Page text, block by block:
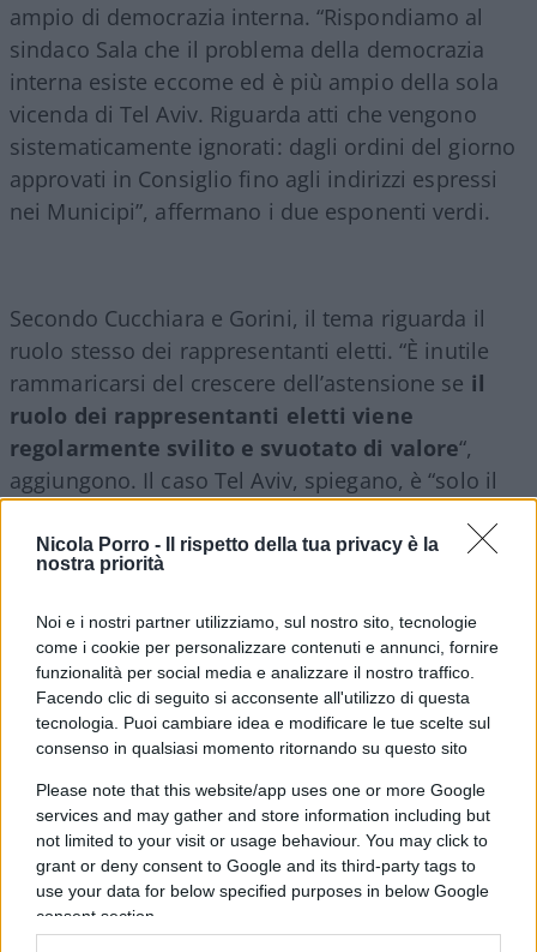
Nicola Porro -
Il rispetto della tua privacy è la
nostra priorità
Noi e i nostri partner utilizziamo, sul nostro sito, tecnologie
come i cookie per personalizzare contenuti e annunci, fornire
funzionalità per social media e analizzare il nostro traffico.
Facendo clic di seguito si acconsente all'utilizzo di questa
tecnologia. Puoi cambiare idea e modificare le tue scelte sul
consenso in qualsiasi momento ritornando su questo sito
Please note that this website/app uses one or more Google
services and may gather and store information including but
not limited to your visit or usage behaviour. You may click to
grant or deny consent to Google and its third-party tags to
use your data for below specified purposes in below Google
consent section.
ampio di democrazia interna. “Rispondiamo al
sindaco Sala che il problema della democrazia
interna esiste eccome ed è più ampio della sola
vicenda di Tel Aviv. Riguarda atti che vengono
sistematicamente ignorati: dagli ordini del giorno
approvati in Consiglio fino agli indirizzi espressi
nei Municipi”, affermano i due esponenti verdi.
Secondo Cucchiara e Gorini, il tema riguarda il
ruolo stesso dei rappresentanti eletti. “È inutile
rammaricarsi del crescere dell’astensione se il
ruolo dei rappresentanti eletti viene
regolarmente svilito e svuotato di valore“,
aggiungono. Il caso Tel Aviv, spiegano, è “solo il
politico, non una questione amministrativa, che la
Giunta aveva esplicitamente rimesso nelle mani
dei consiglieri”.
Il nodo del gemellaggio con Tel
Aviv
prevedeva, secondo Europa Verde, una condizione
precisa: la violazione della tregua. “Quella
condizione si è verificata”, sostengono Cucchiara e
Gorini. Da qui la critica alla scelta di non dare
seguito all’atto votato dall’aula: “Addurre la